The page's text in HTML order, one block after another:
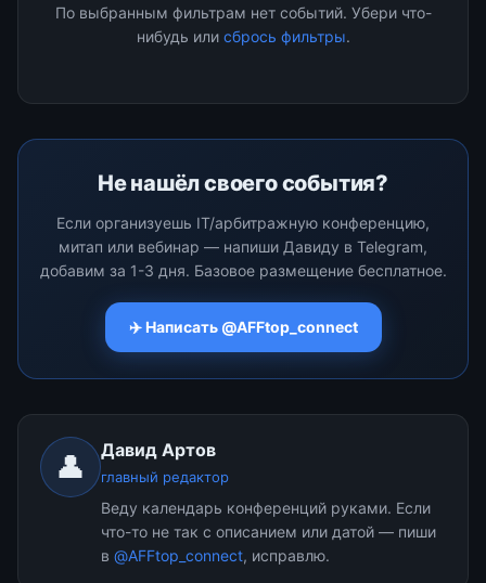
По выбранным фильтрам нет событий. Убери что-
нибудь или сбрось фильтры.
Не нашёл своего события?
Если организуешь IT/арбитражную конференцию,
митап или вебинар — напиши Давиду в Telegram,
добавим за 1-3 дня. Базовое размещение бесплатное.
✈️ Написать @AFFtop_connect
👤 Давид Артов
главный редактор
Веду календарь конференций руками. Если
что-то не так с описанием или датой — пиши
в @AFFtop_connect, исправлю.